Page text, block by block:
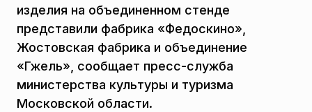
изделия на объединенном стенде
представили фабрика «Федоскино»,
Жостовская фабрика и объединение
«Гжель», сообщает пресс-служба
министерства культуры и туризма
Московской области.